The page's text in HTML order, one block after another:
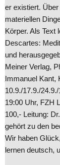
er existiert.
materiellen
Körper. Als Text
Descartes:
und
Meiner Verlag,
Immanuel Kant,
10.9./17.9./
19:00 Uhr, FZH
100,- Leitung:
gehört zu den
Wir haben
lernen deutsch,